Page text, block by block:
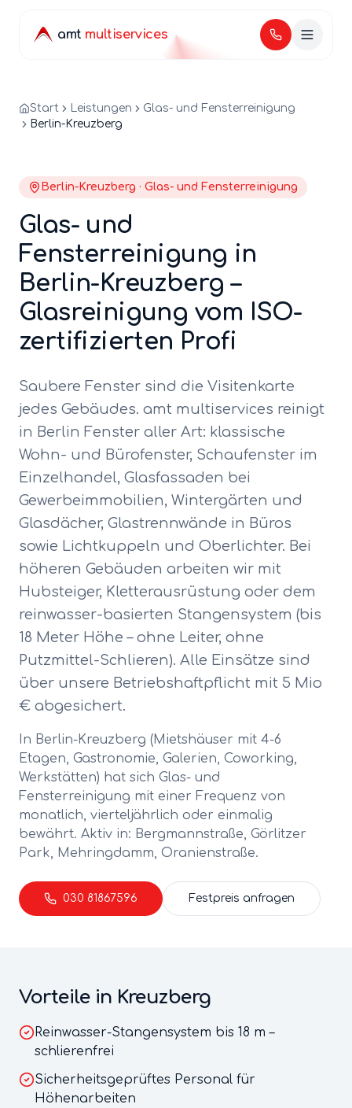
amt multiservices
Start Leistungen
Glas- und Fensterreinigung
Berlin-Kreuzberg
Berlin-Kreuzberg · Glas- und Fensterreinigung
Glas- und
Fensterreinigung in
Berlin-Kreuzberg –
Glasreinigung vom ISO-
zertifizierten Profi
Saubere Fenster sind die Visitenkarte
jedes Gebäudes. amt multiservices reinigt
in Berlin Fenster aller Art: klassische
Wohn- und Bürofenster, Schaufenster im
Einzelhandel, Glasfassaden bei
Gewerbeimmobilien, Wintergärten und
Glasdächer, Glastrennwände in Büros
sowie Lichtkuppeln und Oberlichter. Bei
höheren Gebäuden arbeiten wir mit
Hubsteiger, Kletterausrüstung oder dem
reinwasser-basierten Stangensystem (bis
18 Meter Höhe – ohne Leiter, ohne
Putzmittel-Schlieren). Alle Einsätze sind
über unsere Betriebshaftpflicht mit 5 Mio
€ abgesichert.
In Berlin-Kreuzberg (Mietshäuser mit 4-6
Etagen, Gastronomie, Galerien, Coworking,
Werkstätten) hat sich Glas- und
Fensterreinigung mit einer Frequenz von
monatlich, vierteljährlich oder einmalig
bewährt. Aktiv in: Bergmannstraße, Görlitzer
Park, Mehringdamm, Oranienstraße.
030 81867596 Festpreis anfragen
Vorteile in Kreuzberg
Reinwasser-Stangensystem bis 18 m –
schlierenfrei
Sicherheitsgeprüftes Personal für
Höhenarbeiten